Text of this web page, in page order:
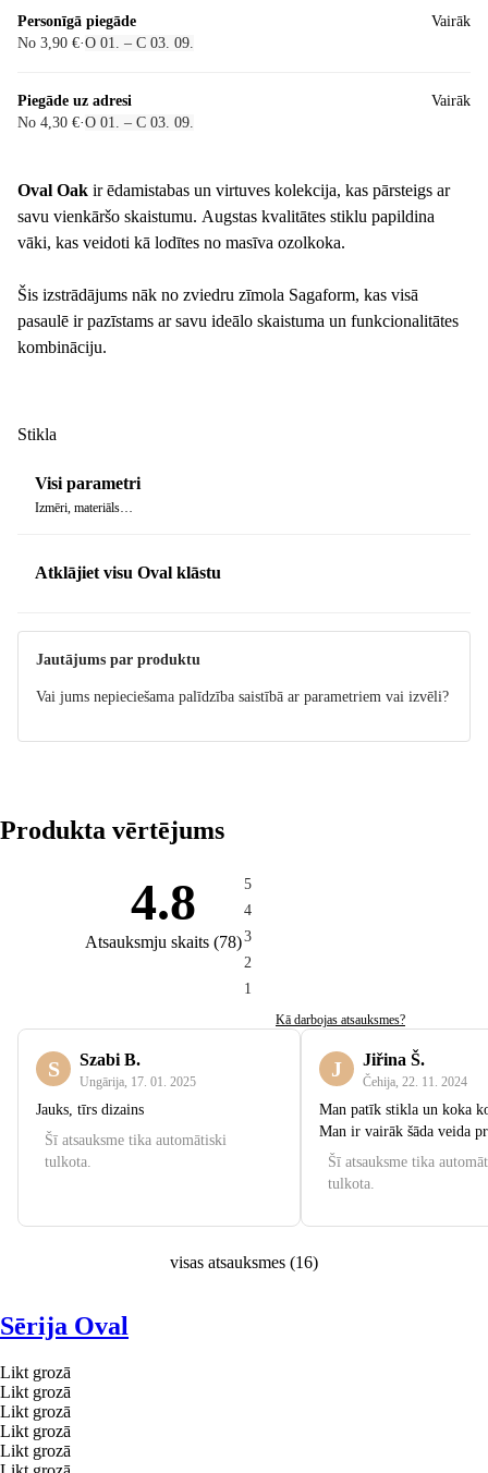
Personīgā piegāde
No 3,90 €·O 01. – C 03. 09.
Vairāk
Piegāde uz adresi
No 4,30 €·O 01. – C 03. 09.
Vairāk
Oval Oak ir ēdamistabas un virtuves kolekcija, kas pārsteigs ar
savu vienkāršo skaistumu. Augstas kvalitātes stiklu papildina
vāki, kas veidoti kā lodītes no masīva ozolkoka.
Šis izstrādājums nāk no zviedru zīmola Sagaform, kas visā
pasaulē ir pazīstams ar savu ideālo skaistuma un funkcionalitātes
kombināciju.
Stikla
Visi parametri
Izmēri, materiāls…
Atklājiet visu Oval klāstu
Jautājums par produktu
Vai jums nepieciešama palīdzība saistībā ar parametriem vai izvēli?
Produkta vērtējums
4.8
Atsauksmju skaits (78)
5
4
3
2
1
Kā darbojas atsauksmes?
S Szabi B.
Ungārija 17. 01. 2025
Jauks, tīrs dizains
Šī atsauksme tika automātiski
tulkota.
J Jiřina Š.
Čehija 22. 11. 2024
Man patīk stikla un koka
Man ir vairāk šāda veida
Šī atsauksme tika
tulkota.
visas atsauksmes (16)
Sērija Oval
Likt grozā
Likt grozā
Likt grozā
Likt grozā
Likt grozā